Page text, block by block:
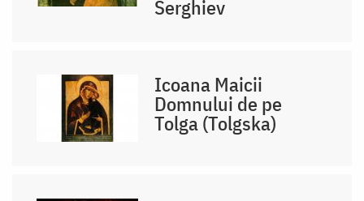
Serghiev
Icoana Maicii
Domnului de pe
Tolga (Tolgska)